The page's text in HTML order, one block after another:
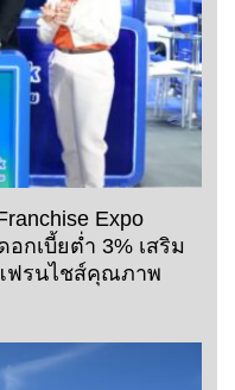
Expo
กเบี้ยต่ำ 3% เสริม
ฟรนไชส์คุณภาพ